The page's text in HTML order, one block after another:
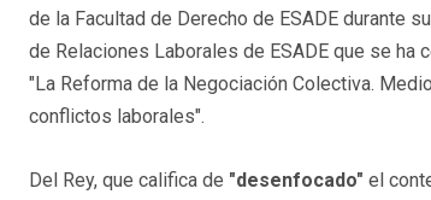
de la Facultad de Derecho de ESADE durante
de Relaciones Laborales de ESADE que se
"La Reforma de la Negociación Colectiva.
conflictos laborales".
Del Rey, que califica de "desenfocado" el